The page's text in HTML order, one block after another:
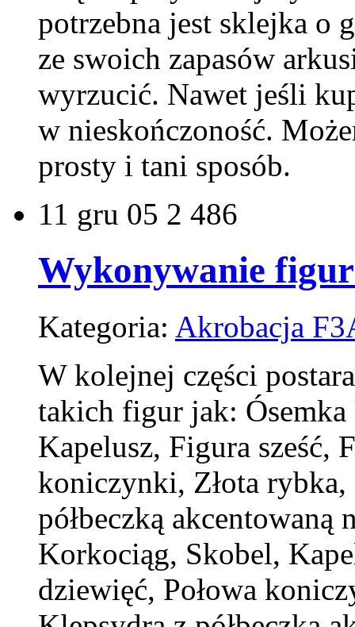
potrzebna jest sklejka o
ze swoich zapasów
wyrzucić. Nawet jeśli
w nieskończoność.
prosty i tani sposób.
11 gru 05 2 486
Wykonywanie
Kategoria: Akrobacja
W kolejnej części
takich figur jak:
Kapelusz, Figura sześć,
koniczynki, Złota
półbeczką akcentowaną
Korkociąg, Skobel,
dziewięć, Połowa